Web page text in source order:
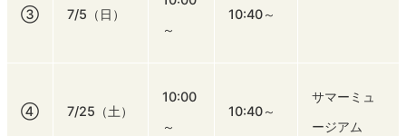
③ 7/5（日）
～
10:40～
④ 7/25（土）
10:00
～
10:40～
サマーミュ
ージアム